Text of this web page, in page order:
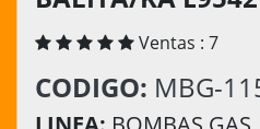
Ventas : 7
CODIGO: MBG-